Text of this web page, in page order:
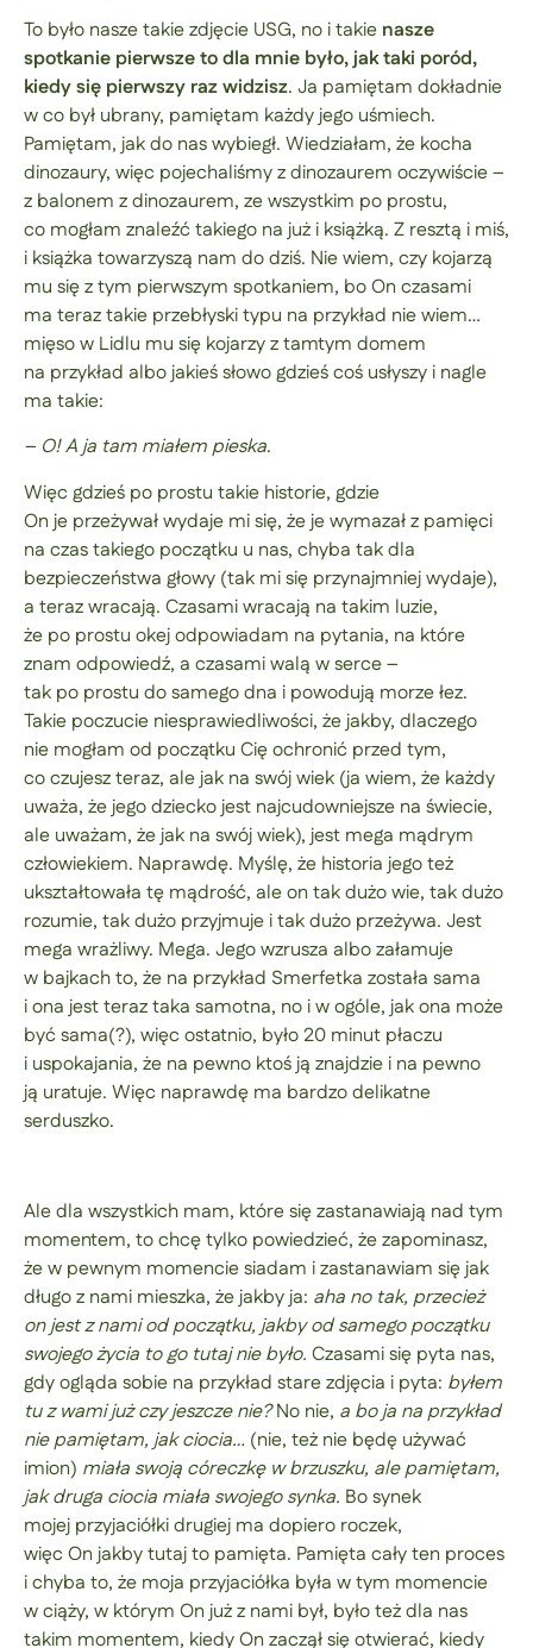
To było nasze takie zdjęcie USG, no i takie nasze
spotkanie pierwsze to dla mnie było, jak taki poród,
kiedy się pierwszy raz widzisz. Ja pamiętam dokładnie
w co był ubrany, pamiętam każdy jego uśmiech.
Pamiętam, jak do nas wybiegł. Wiedziałam, że kocha
dinozaury, więc pojechaliśmy z dinozaurem oczywiście –
z balonem z dinozaurem, ze wszystkim po prostu,
co mogłam znaleźć takiego na już i książką. Z resztą i miś,
i książka towarzyszą nam do dziś. Nie wiem, czy kojarzą
mu się z tym pierwszym spotkaniem, bo On czasami
ma teraz takie przebłyski typu na przykład nie wiem…
mięso w Lidlu mu się kojarzy z tamtym domem
na przykład albo jakieś słowo gdzieś coś usłyszy i nagle
ma takie:
– O! A ja tam miałem pieska.
Więc gdzieś po prostu takie historie, gdzie
On je przeżywał wydaje mi się, że je wymazał z pamięci
na czas takiego początku u nas, chyba tak dla
bezpieczeństwa głowy (tak mi się przynajmniej wydaje),
a teraz wracają. Czasami wracają na takim luzie,
że po prostu okej odpowiadam na pytania, na które
znam odpowiedź, a czasami walą w serce –
tak po prostu do samego dna i powodują morze łez.
Takie poczucie niesprawiedliwości, że jakby, dlaczego
nie mogłam od początku Cię ochronić przed tym,
co czujesz teraz, ale jak na swój wiek (ja wiem, że każdy
uważa, że jego dziecko jest najcudowniejsze na świecie,
ale uważam, że jak na swój wiek), jest mega mądrym
człowiekiem. Naprawdę. Myślę, że historia jego też
ukształtowała tę mądrość, ale on tak dużo wie, tak dużo
rozumie, tak dużo przyjmuje i tak dużo przeżywa. Jest
mega wrażliwy. Mega. Jego wzrusza albo załamuje
w bajkach to, że na przykład Smerfetka została sama
i ona jest teraz taka samotna, no i w ogóle, jak ona może
być sama(?), więc ostatnio, było 20 minut płaczu
i uspokajania, że na pewno ktoś ją znajdzie i na pewno
ją uratuje. Więc naprawdę ma bardzo delikatne
serduszko.
Ale dla wszystkich mam, które się zastanawiają nad tym
momentem, to chcę tylko powiedzieć, że zapominasz,
że w pewnym momencie siadam i zastanawiam się jak
długo z nami mieszka, że jakby ja: aha no tak, przecież
on jest z nami od początku, jakby od samego początku
swojego życia to go tutaj nie było. Czasami się pyta nas,
gdy ogląda sobie na przykład stare zdjęcia i pyta: byłem
tu z wami już czy jeszcze nie?No nie, a bo ja na przykład
nie pamiętam, jak ciocia… (nie, też nie będę używać
imion) miała swoją córeczkę w brzuszku, ale pamiętam,
jak druga ciocia miała swojego synka. Bo synek
mojej przyjaciółki drugiej ma dopiero roczek,
więc On jakby tutaj to pamięta. Pamięta cały ten proces
i chyba to, że moja przyjaciółka była w tym momencie
w ciąży, w którym On już z nami był, było też dla nas
takim momentem, kiedy On zaczął się otwierać, kiedy